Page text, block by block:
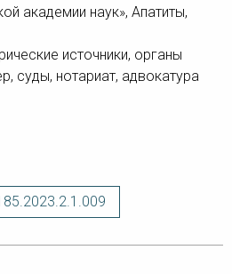
академии наук», Апатиты,
источники, органы
суды, нотариат, адвокатура